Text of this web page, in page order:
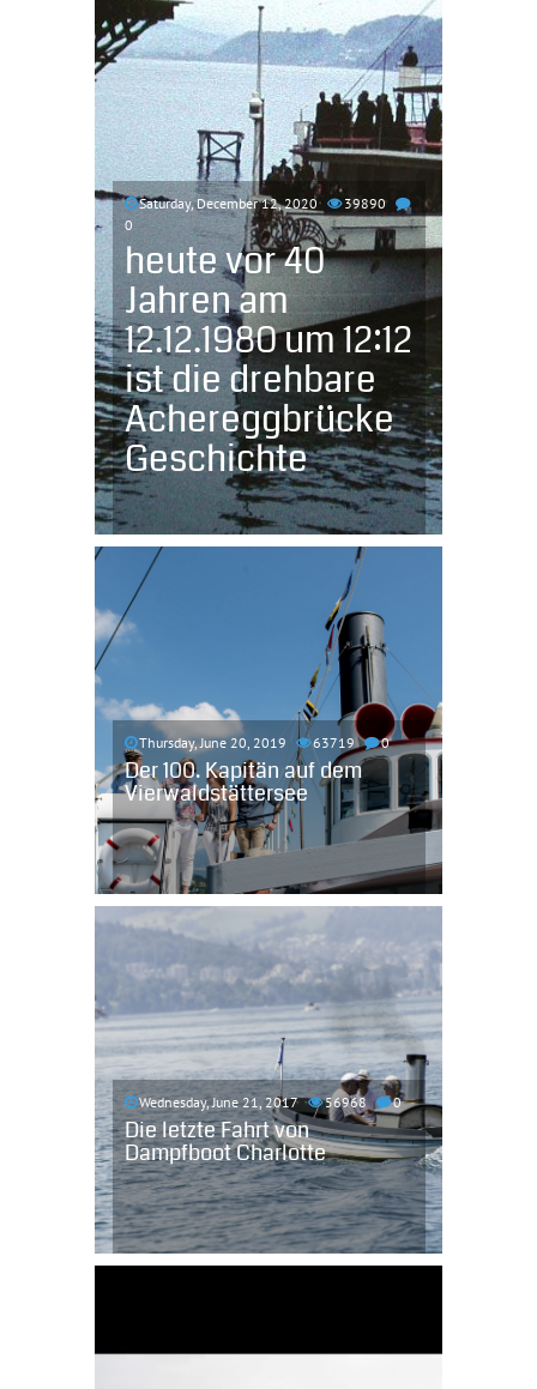
Saturday, December 12, 2020
39890
0
heute vor 40
Jahren am
12.12.1980 um 12:12
ist die drehbare
Achereggbrücke
Geschichte
Thursday, June 20, 2019 63719 0
Der 100. Kapitän auf dem
Vierwaldstättersee
Wednesday, June 21, 2017 56968 0
Die letzte Fahrt von
Dampfboot Charlotte